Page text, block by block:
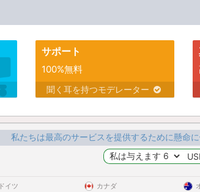
サポート
100%無料
聞く耳を持つモデレーター
私たちは最高のサービスを提供するために懸命
ドイツ カナダ